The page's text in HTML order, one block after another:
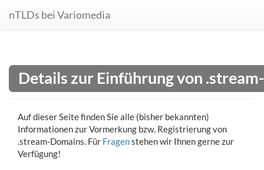
nTLDs bei Variomedia
Details zur Einführung von
Auf dieser Seite finden Sie alle (bisher bekannten)
Informationen zur Vormerkung bzw. Registrierung von
.stream-Domains. Für Fragenstehen wir Ihnen gerne zur
Verfügung!